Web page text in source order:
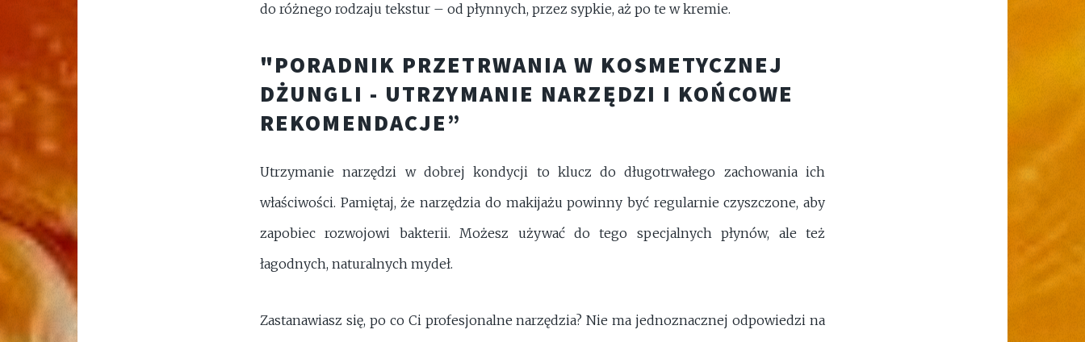
do różnego rodzaju tekstur – od płynnych, przez sypkie, aż po te w kremie.
"PORADNIK PRZETRWANIA W KOSMETYCZNEJ
DŻUNGLI - UTRZYMANIE NARZĘDZI I KOŃCOWE
REKOMENDACJE”
Utrzymanie narzędzi w dobrej kondycji to klucz do długotrwałego zachowania ich
właściwości. Pamiętaj, że narzędzia do makijażu powinny być regularnie czyszczone, aby
zapobiec rozwojowi bakterii. Możesz używać do tego specjalnych płynów, ale też
łagodnych, naturalnych mydeł.
Zastanawiasz się, po co Ci profesjonalne narzędzia? Nie ma jednoznacznej odpowiedzi na